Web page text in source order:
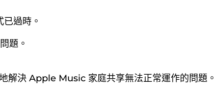
過時。
題。
解決 Apple Music 家庭共享無法正常運作的問題。